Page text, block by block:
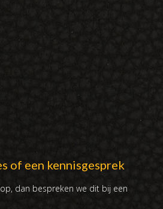
of een kennisgesprek
dan bespreken we dit bij een